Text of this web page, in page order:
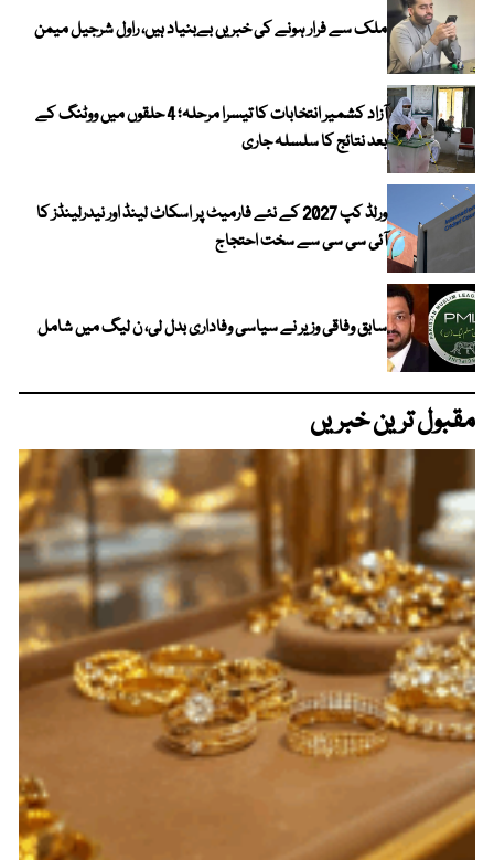
ملک سے فرار ہونے کی خبریں بےبنیاد ہیں، راول شرجیل میمن
آزاد کشمیر انتخابات کا تیسرا مرحلہ؛ 4 حلقوں میں ووٹنگ کے
بعد نتائج کا سلسلہ جاری
ورلڈ کپ 2027 کے نئے فارمیٹ پر اسکاٹ لینڈ اور نیدرلینڈز کا
آئی سی سی سے سخت احتجاج
سابق وفاقی وزیر نے سیاسی وفاداری بدل لی، ن لیگ میں شامل
مقبول ترین خبریں